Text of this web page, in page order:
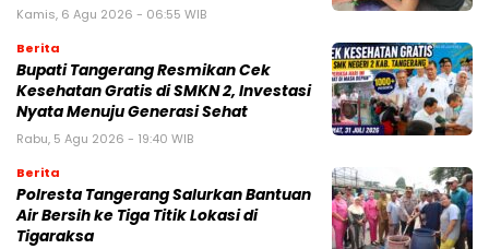
Kamis, 6 Agu 2026 - 06:55 WIB
Berita
‎Bupati Tangerang Resmikan Cek
Kesehatan Gratis di SMKN 2, Investasi
Nyata Menuju Generasi Sehat
Rabu, 5 Agu 2026 - 19:40 WIB
Berita
Polresta Tangerang Salurkan Bantuan
Air Bersih ke Tiga Titik Lokasi di
Tigaraksa